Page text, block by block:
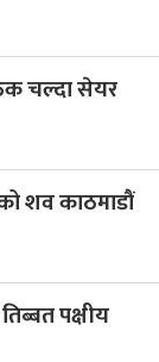
चल्दा सेयर
शव काठमाडौं
पक्षीय